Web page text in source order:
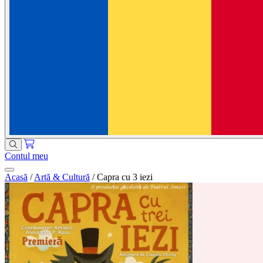
Contul meu
Acasă / Artă & Cultură / Capra cu 3 iezi